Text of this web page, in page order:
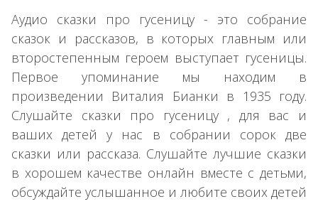
Аудио сказки про гусеницу - это собрание
сказок и рассказов, в которых главным или
второстепенным героем выступает гусеницы.
Первое упоминание мы находим в
произведении Виталия Бианки в 1935 году.
Слушайте сказки про гусеницу , для вас и
ваших детей у нас в собрании сорок две
сказки или рассказа. Слушайте лучшие сказки
в хорошем качестве онлайн вместе с детьми,
обсуждайте услышанное и любите своих детей